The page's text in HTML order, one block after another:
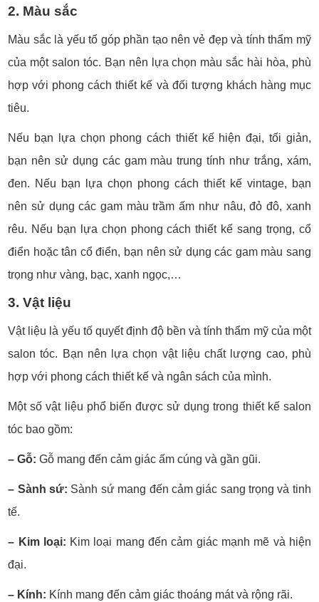
2. Màu sắc
Màu sắc là yếu tố góp phần tạo nên vẻ đẹp và tính thẩm mỹ
của một salon tóc. Bạn nên lựa chọn màu sắc hài hòa, phù
hợp với phong cách thiết kế và đối tượng khách hàng mục
tiêu.
Nếu bạn lựa chọn phong cách thiết kế hiện đại, tối giản,
bạn nên sử dụng các gam màu trung tính như trắng, xám,
đen. Nếu bạn lựa chọn phong cách thiết kế vintage, bạn
nên sử dụng các gam màu trầm ấm như nâu, đỏ đô, xanh
rêu. Nếu bạn lựa chọn phong cách thiết kế sang trọng, cổ
điển hoặc tân cổ điển, bạn nên sử dụng các gam màu sang
trọng như vàng, bạc, xanh ngọc,…
3. Vật liệu
Vật liệu là yếu tố quyết định độ bền và tính thẩm mỹ của một
salon tóc. Bạn nên lựa chọn vật liệu chất lượng cao, phù
hợp với phong cách thiết kế và ngân sách của mình.
Một số vật liệu phổ biến được sử dụng trong thiết kế salon
tóc bao gồm:
– Gỗ: Gỗ mang đến cảm giác ấm cúng và gần gũi.
– Sành sứ: Sành sứ mang đến cảm giác sang trọng và tinh
tế.
– Kim loại: Kim loại mang đến cảm giác mạnh mẽ và hiện
đại.
– Kính: Kính mang đến cảm giác thoáng mát và rộng rãi.